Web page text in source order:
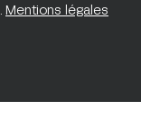
Mentions légales